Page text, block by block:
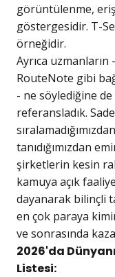
görüntülenme,
göstergesidir. T-
örneğidir.
Ayrıca
RouteNote gibi
- ne söylediğine
referansladık.
tanıdığımızdan
şirketlerin kesin
kamuya açık
dayanarak bilinçli
en çok paraya
ve sonrasında
2026'da
Listesi: